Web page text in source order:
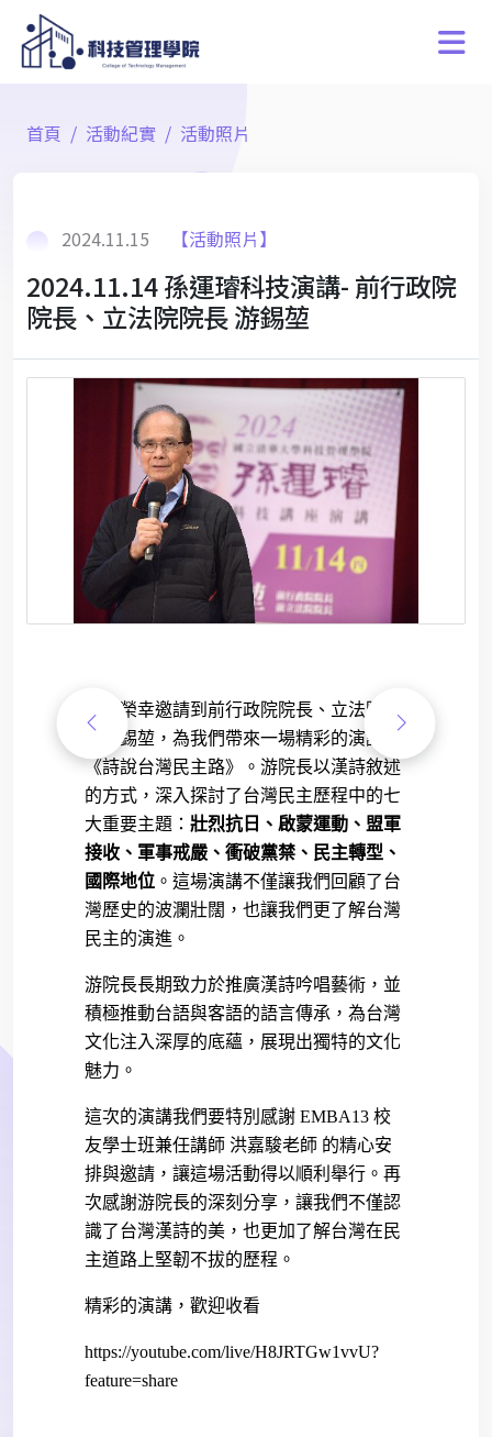
首頁 活動紀實 活動照片
2024.11.15 【活動照片】
2024.11.14 孫運璿科技演講- 前行政院
院長、立法院院長 游錫堃
非常榮幸邀請到前行政院院長、立法院院
長游錫堃，為我們帶來一場精彩的演講
《詩說台灣民主路》。游院長以漢詩敘述
的方式，深入探討了台灣民主歷程中的七
大重要主題： 壯烈抗日、啟蒙運動、盟軍
接收、軍事戒嚴、衝破黨禁、民主轉型、
國際地位 。這場演講不僅讓我們回顧了台
灣歷史的波瀾壯闊，也讓我們更了解台灣
民主的演進。
游院長長期致力於推廣漢詩吟唱藝術，並
積極推動台語與客語的語言傳承，為台灣
文化注入深厚的底蘊，展現出獨特的文化
魅力。
這次的演講我們要特別感謝 EMBA13 校
友學士班兼任講師 洪嘉駿老師 的精心安
排與邀請，讓這場活動得以順利舉行。再
次感謝游院長的深刻分享，讓我們不僅認
識了台灣漢詩的美，也更加了解台灣在民
主道路上堅韌不拔的歷程。
精彩的演講，歡迎收看
https://youtube.com/live/H8JRTGw1vvU?
feature=share